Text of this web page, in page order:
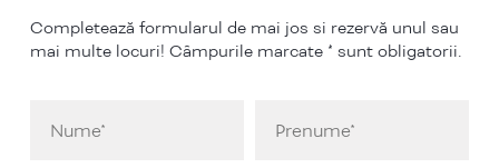
Completează formularul de mai jos si rezervă unul sau
mai multe locuri! Câmpurile marcate * sunt obligatorii.